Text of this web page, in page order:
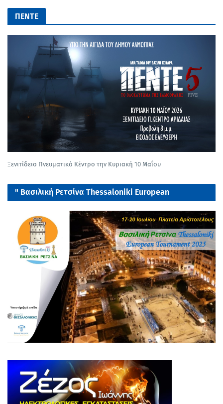
ΠΕΝΤΕ
Ξενιτίδειο Πνευματικό Κέντρο την Κυριακή 10 Μαΐου
" Βασιλική Ρετσίνα Thessaloniki European
tournament 2025"